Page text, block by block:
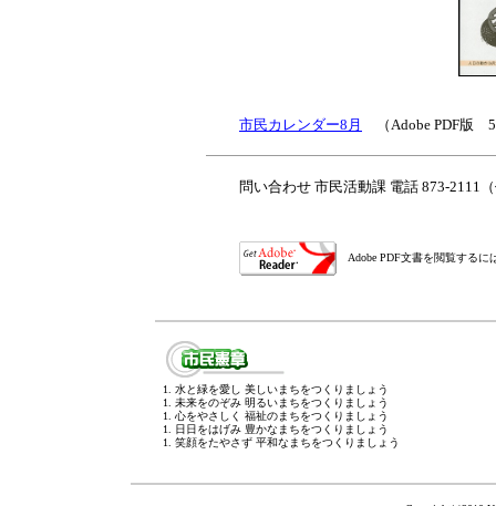
市民カレンダー8月 （Adobe PDF版
問い合わせ 市民活動課 電話 873-
Adobe PDF文書を閲覧する
1. 水と緑を愛し 美しいまちをつくりましょう
1. 未来をのぞみ 明るいまちをつくりましょう
1. 心をやさしく 福祉のまちをつくりましょう
1. 日日をはげみ 豊かなまちをつくりましょう
1. 笑顔をたやさず 平和なまちをつくりましょう